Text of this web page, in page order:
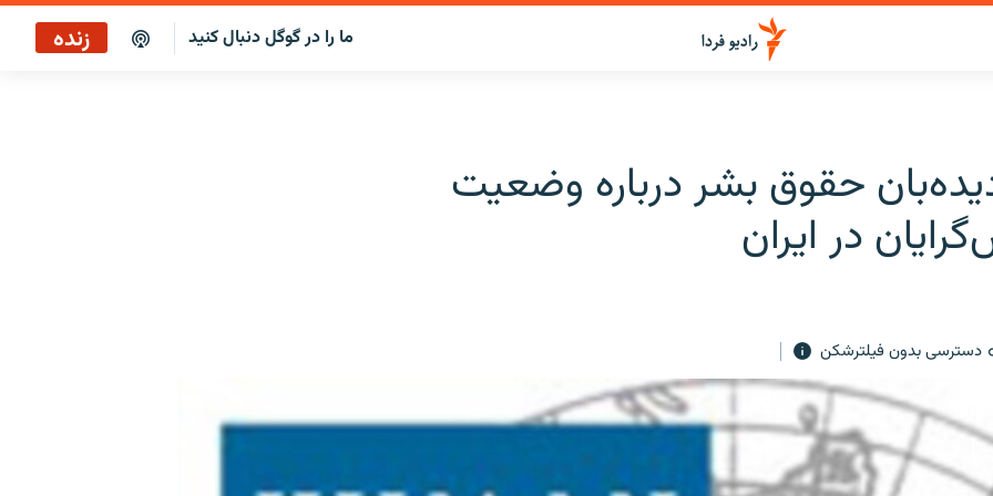
ما را در گوگل دنبال کنید زنده
حقوق بشر درباره وضعیت
در ایران
دسترسی بدون فیلترشکن